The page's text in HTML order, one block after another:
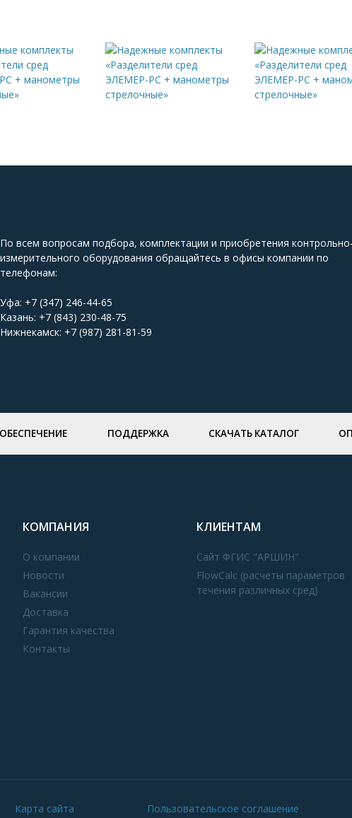
По всем вопросам подбора, комплектации и приобретения контрольно-
измерительного оборудования обращайтесь в офисы компании по
телефонам:
Уфа: +7 (347) 246-44-65
Казань: +7 (843) 230-48-75
Нижнекамск: +7 (987) 281-81-59
ПОДДЕРЖКА СКАЧАТЬ КАТАЛОГ
КОМПАНИЯ
О компании
Новости
Вакансии
Доставка
Гарантия качества
Контакты
КЛИЕНТАМ
Сайт ФГИС "АРШИН"
FlowCalc (расчеты параметров
течения различных сред)
Карта сайта Пользовательское соглашение